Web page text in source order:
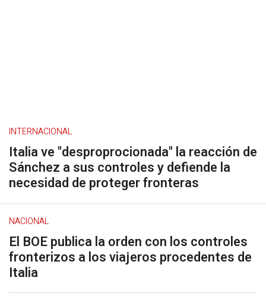
INTERNACIONAL
Italia ve "desproprocionada" la reacción de
Sánchez a sus controles y defiende la
necesidad de proteger fronteras
NACIONAL
El BOE publica la orden con los controles
fronterizos a los viajeros procedentes de
Italia